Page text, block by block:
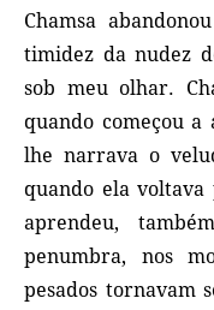
Chamsa
timidez da nudez
sob meu olhar.
quando começou a
lhe narrava o
quando ela
aprendeu,
penumbra, nos
pesados tornavam